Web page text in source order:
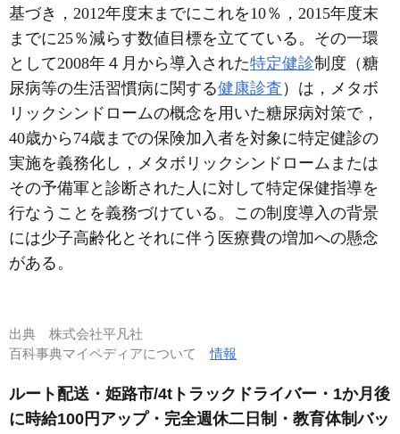
基づき，2012年度末までにこれを10％，2015年度末
までに25％減らす数値目標を立てている。その一環
として2008年４月から導入された特定健診制度（糖
尿病等の生活習慣病に関する健康診査 ）は，メタボ
リックシンドロームの概念を用いた糖尿病対策で，
40歳から74歳までの保険加入者を対象に特定健診の
実施を義務化し，メタボリックシンドロームまたは
その予備軍と診断された人に対して特定保健指導を
行なうことを義務づけている。この制度導入の背景
には少子高齢化とそれに伴う医療費の増加への懸念
がある。
出典 株式会社平凡社
百科事典マイペディアについて情報
ルート配送・姫路市/4tトラックドライバー・1か月後
に時給100円アップ・完全週休二日制・教育体制バッ